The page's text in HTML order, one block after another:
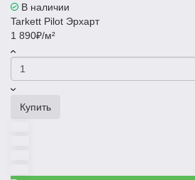
В наличии
Tarkett Pilot Эрхарт
1 890₽/м²
Купить